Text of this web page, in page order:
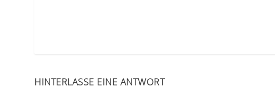
HINTERLASSE EINE ANTWORT